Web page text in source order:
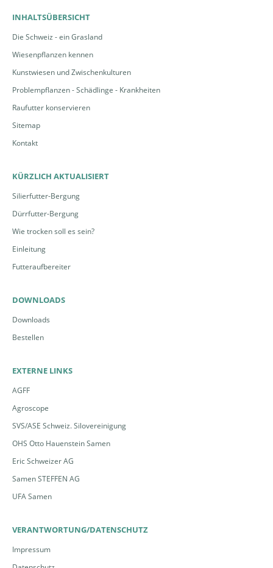
INHALTSÜBERSICHT
Die Schweiz - ein Grasland
Wiesenpflanzen kennen
Kunstwiesen und Zwischenkulturen
Problempflanzen - Schädlinge - Krankheiten
Raufutter konservieren
Sitemap
Kontakt
KÜRZLICH AKTUALISIERT
Silierfutter-Bergung
Dürrfutter-Bergung
Wie trocken soll es sein?
Einleitung
Futteraufbereiter
DOWNLOADS
Downloads
Bestellen
EXTERNE LINKS
AGFF
Agroscope
SVS/ASE Schweiz. Silovereinigung
OHS Otto Hauenstein Samen
Eric Schweizer AG
Samen STEFFEN AG
UFA Samen
VERANTWORTUNG/DATENSCHUTZ
Impressum